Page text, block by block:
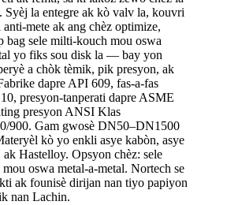
Syèj la entegre ak kò valv la, kouvri
anti-mete ak ang chèz optimize,
bag sele milti-kouch mou oswa
yo fiks sou disk la — bay yon
a chòk tèmik, pik presyon, ak
dapre API 609, fas-a-fas
presyon-tanperati dapre ASME
presyon ANSI Klas
900. Gam gwosè DN50–DN1500
kò yo enkli asye kabòn, asye
Hastelloy. Opsyon chèz: sele
oswa metal-a-metal. Nortech se
ak founisè dirijan nan tiyo papiyon
nan Lachin.